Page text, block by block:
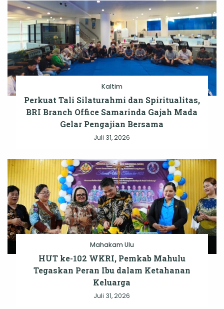
Kaltim
Perkuat Tali Silaturahmi dan Spiritualitas,
BRI Branch Office Samarinda Gajah Mada
Gelar Pengajian Bersama
Juli 31, 2026
Mahakam Ulu
HUT ke-102 WKRI, Pemkab Mahulu
Tegaskan Peran Ibu dalam Ketahanan
Keluarga
Juli 31, 2026